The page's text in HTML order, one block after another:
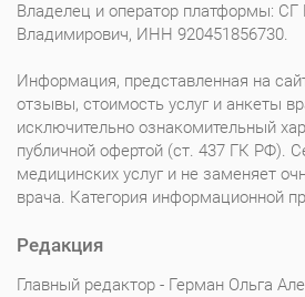
Владелец и оператор платформы:
Владимирович, ИНН 920451856730.
Информация, представленная на
отзывы, стоимость услуг и анкеты
исключительно ознакомительный
публичной офертой (ст. 437 ГК РФ).
медицинских услуг и не заменяет
врача. Категория информационной
Редакция
Главный редактор - Герман Ольга